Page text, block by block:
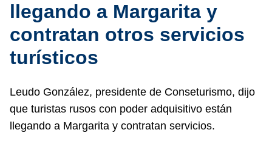
llegando a Margarita y
contratan otros servicios
turísticos
Leudo González, presidente de Conseturismo, dijo
que turistas rusos con poder adquisitivo están
llegando a Margarita y contratan servicios.